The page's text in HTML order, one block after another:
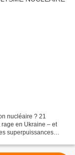
nucléaire ? 21
en Ukraine – et
superpuissances